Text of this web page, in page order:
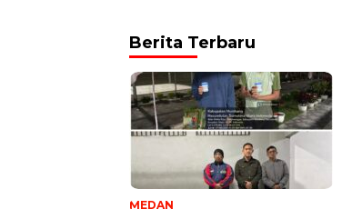
Berita Terbaru
MEDAN